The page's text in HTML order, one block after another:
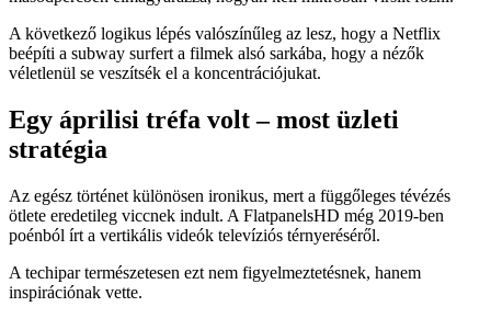
A következő logikus lépés valószínűleg az lesz, hogy a Netflix
beépíti a subway surfert a filmek alsó sarkába, hogy a nézők
véletlenül se veszítsék el a koncentrációjukat.
Egy áprilisi tréfa volt – most üzleti
stratégia
Az egész történet különösen ironikus, mert a függőleges tévézés
ötlete eredetileg viccnek indult. A FlatpanelsHD még 2019-ben
poénból írt a vertikális videók televíziós térnyeréséről.
A techipar természetesen ezt nem figyelmeztetésnek, hanem
inspirációnak vette.